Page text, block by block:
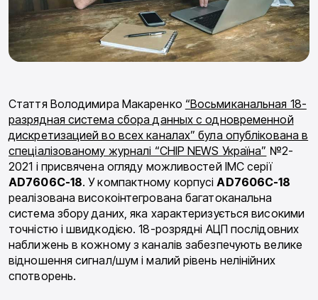
Стаття Володимира Макаренко “Восьмиканальная 18-
разрядная система сбора данных с одновременной
дискретизацией во всех каналах” була опублікована в
спеціалізованому журналі “CHIP NEWS Україна” №2-
2021 і присвячена огляду можливостей ІМС серії
AD7606C-18. У компактному корпусі AD7606C-18
реалізована високоінтегрована багатоканальна
система збору даних, яка характеризується високими
точністю і швидкодією. 18-розрядні АЦП послідовних
наближень в кожному з каналів забезпечують велике
відношення сигнал/шум і малий рівень нелінійних
спотворень.